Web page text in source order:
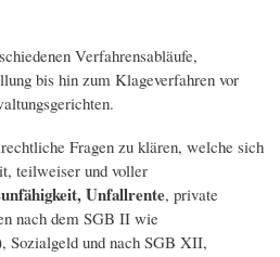
Verfahrensabläufe,
bis hin zum Klageverfahren vor
Fragen zu klären, welche sich
teilweiser und voller
Unfallrente, private
nach dem SGB II wie
, Sozialgeld und nach SGB XII,